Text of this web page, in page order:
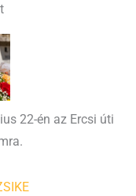
22-én az Ercsi úti